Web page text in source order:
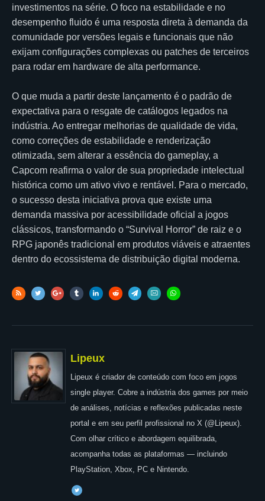
investimentos na série. O foco na estabilidade e no
desempenho fluido é uma resposta direta à demanda da
comunidade por versões legais e funcionais que não
exijam configurações complexas ou patches de terceiros
para rodar em hardware de alta performance.
O que muda a partir deste lançamento é o padrão de
expectativa para o resgate de catálogos legados na
indústria. Ao entregar melhorias de qualidade de vida,
como correções de estabilidade e renderização
otimizada, sem alterar a essência do gameplay, a
Capcom reafirma o valor de sua propriedade intelectual
histórica como um ativo vivo e rentável. Para o mercado,
o sucesso desta iniciativa prova que existe uma
demanda massiva por acessibilidade oficial a jogos
clássicos, transformando o “Survival Horror” de raiz e o
RPG japonês tradicional em produtos viáveis e atraentes
dentro do ecossistema de distribuição digital moderna.
Lipeux
Lipeux é criador de conteúdo com foco em jogos
single player. Cobre a indústria dos games por meio
de análises, notícias e reflexões publicadas neste
portal e em seu perfil profissional no X (@Lipeux).
Com olhar crítico e abordagem equilibrada,
acompanha todas as plataformas — incluindo
PlayStation, Xbox, PC e Nintendo.